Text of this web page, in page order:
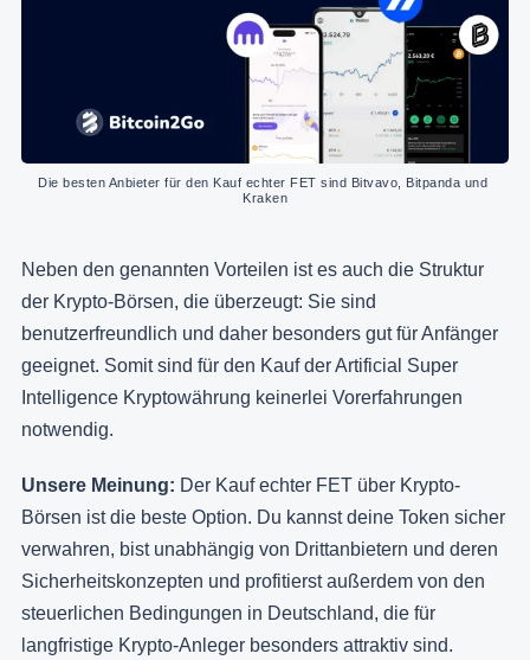
Die besten Anbieter für den Kauf echter FET sind Bitvavo, Bitpanda und
Kraken
Neben den genannten Vorteilen ist es auch die Struktur
der Krypto-Börsen, die überzeugt: Sie sind
benutzerfreundlich und daher besonders gut für Anfänger
geeignet. Somit sind für den Kauf der Artificial Super
Intelligence Kryptowährung keinerlei Vorerfahrungen
notwendig.
Unsere Meinung: Der Kauf echter FET über Krypto-
Börsen ist die beste Option. Du kannst deine Token sicher
verwahren, bist unabhängig von Drittanbietern und deren
Sicherheitskonzepten und profitierst außerdem von den
steuerlichen Bedingungen in Deutschland, die für
langfristige Krypto-Anleger besonders attraktiv sind.